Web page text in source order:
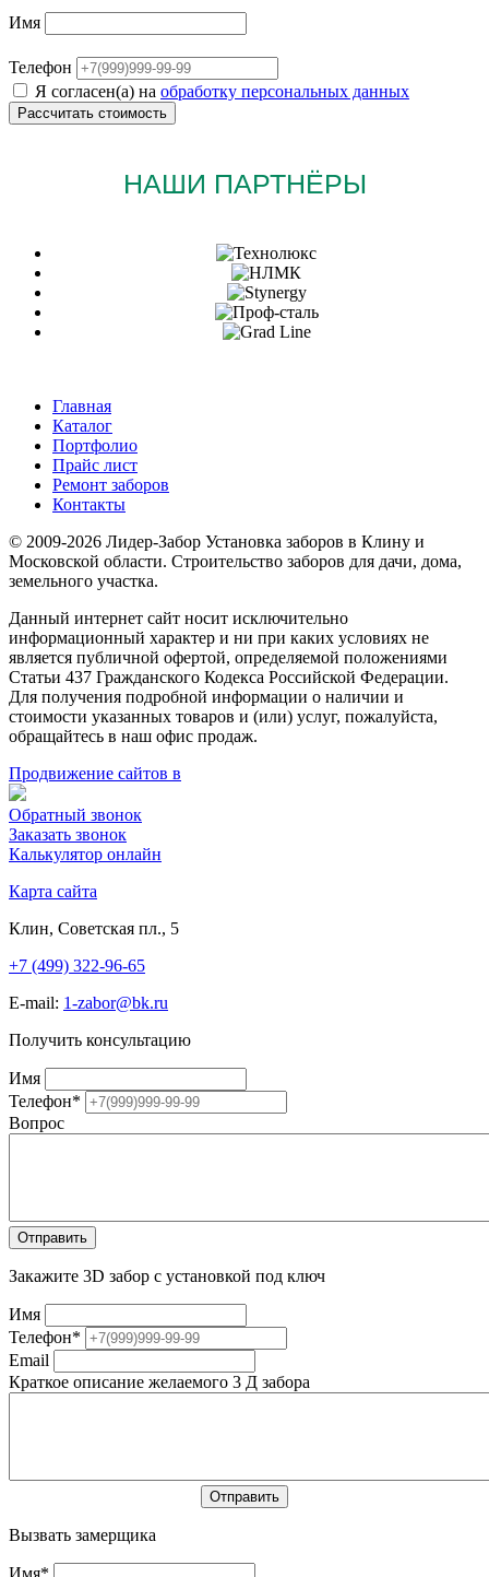
Имя
Телефон
Я согласен(а) на обработку персональных данных
НАШИ ПАРТНЁРЫ
Главная
Каталог
Портфолио
Прайс лист
Ремонт заборов
Контакты
© 2009-2026 Лидер-Забор Установка заборов в Клину и
Московской области. Строительство заборов для дачи, дома,
земельного участка.
Данный интернет сайт носит исключительно
информационный характер и ни при каких условиях не
является публичной офертой, определяемой положениями
Статьи 437 Гражданского Кодекса Российской Федерации.
Для получения подробной информации о наличии и
стоимости указанных товаров и (или) услуг, пожалуйста,
обращайтесь в наш офис продаж.
Продвижение сайтов в
Обратный звонок
Заказать звонок
Калькулятор онлайн
Карта сайта
Клин, Советская пл., 5
+7 (499) 322-96-65
E-mail: 1-zabor@bk.ru
Получить консультацию
Имя
Телефон*
Вопрос
Закажите 3D забор с установкой под ключ
Имя
Телефон*
Email
Краткое описание желаемого 3 Д забора
Вызвать замерщика
Имя*